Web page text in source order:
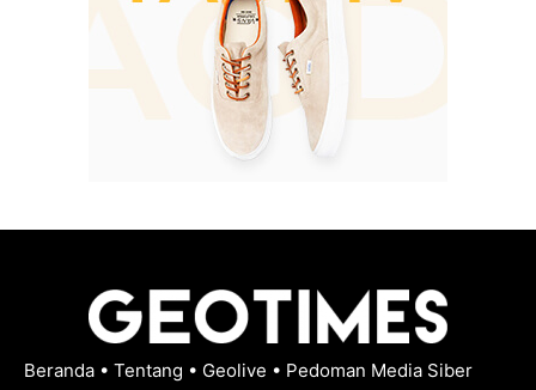
Beranda • Tentang • Geolive • Pedoman Media Siber